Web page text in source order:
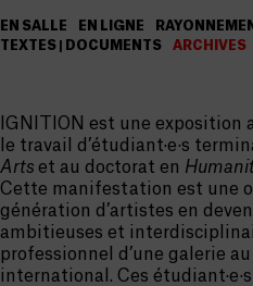
EN SALLE EN LIGNE
TEXTES | DOCUMENTS
ARCHIVES
IGNITION est une
le travail d’étudiant·e·s
Arts et au doctorat en
Cette manifestation est une
génération d’artistes en
ambitieuses et
professionnel d’une galerie
international. Ces